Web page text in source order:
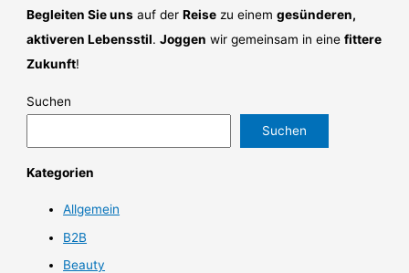
Begleiten Sie uns auf derReise zu einemgesünderen,
aktiveren Lebensstil.Joggen wir gemeinsam in einefittere
Zukunft!
Suchen
Suchen
Kategorien
Allgemein
B2B
Beauty